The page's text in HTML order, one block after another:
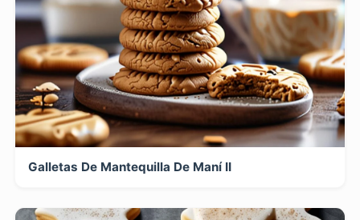
Galletas De Mantequilla De Maní II